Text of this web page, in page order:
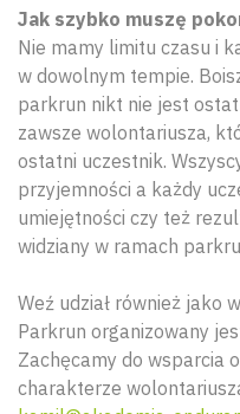
Jak szybko muszę
Nie mamy limitu czasu i
w dowolnym tempie.
parkrun nikt nie jest
zawsze wolontariusza,
ostatni uczestnik.
przyjemności a każdy
umiejętności czy też
widziany w ramach
Weź udział również jako
Parkrun organizowany
Zachęcamy do wsparcia
charakterze